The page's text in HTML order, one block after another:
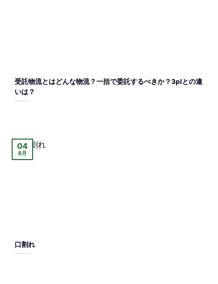
受託物流とはどんな物流？一括で委託するべきか？3plとの違
いは？
口割れ
04
8月